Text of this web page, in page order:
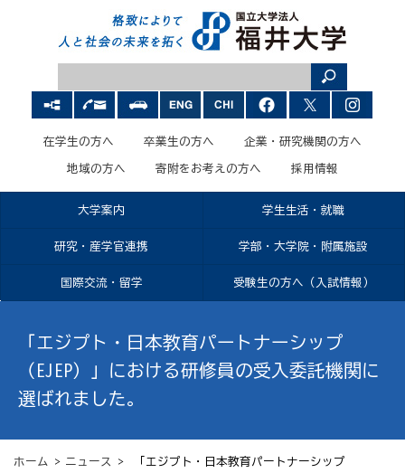
在学生の方へ 卒業生の方へ 企業・研究機関の方へ
地域の方へ 寄附をお考えの方へ 採用情報
大学案内 学生生活・就職
研究・産学官連携 学部・大学院・附属施設
国際交流・留学 受験生の方へ（入試情報）
「エジプト・日本教育パートナーシップ
（EJEP）」における研修員の受入委託機関に
選ばれました。
ホーム > ニュース
> 「エジプト・日本教育パートナーシップ